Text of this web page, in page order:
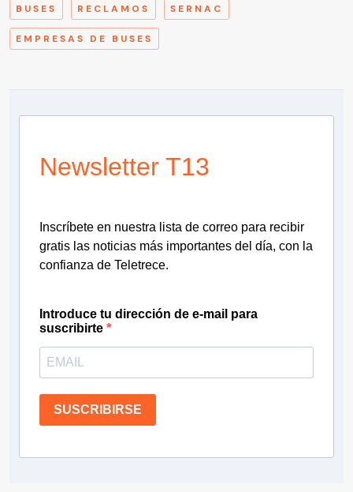
BUSES RECLAMOS SERNAC
EMPRESAS DE BUSES
Newsletter T13
Inscríbete en nuestra lista de correo para recibir
gratis las noticias más importantes del día, con la
confianza de Teletrece.
Introduce tu dirección de e-mail para
suscribirte
SUSCRIBIRSE